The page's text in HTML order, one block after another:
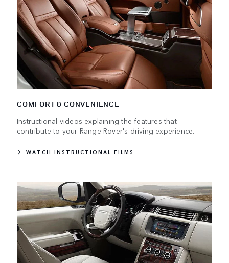
COMFORT & CONVENIENCE
Instructional videos explaining the features that
contribute to your Range Rover's driving experience.
WATCH INSTRUCTIONAL FILMS